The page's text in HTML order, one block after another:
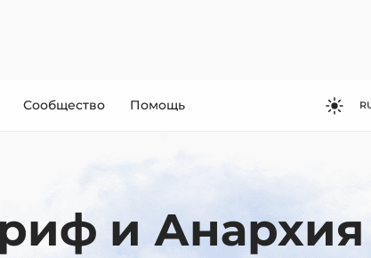
Сообщество Помощь
FR
и